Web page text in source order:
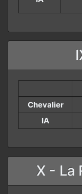
Chevalier
IA
X - La